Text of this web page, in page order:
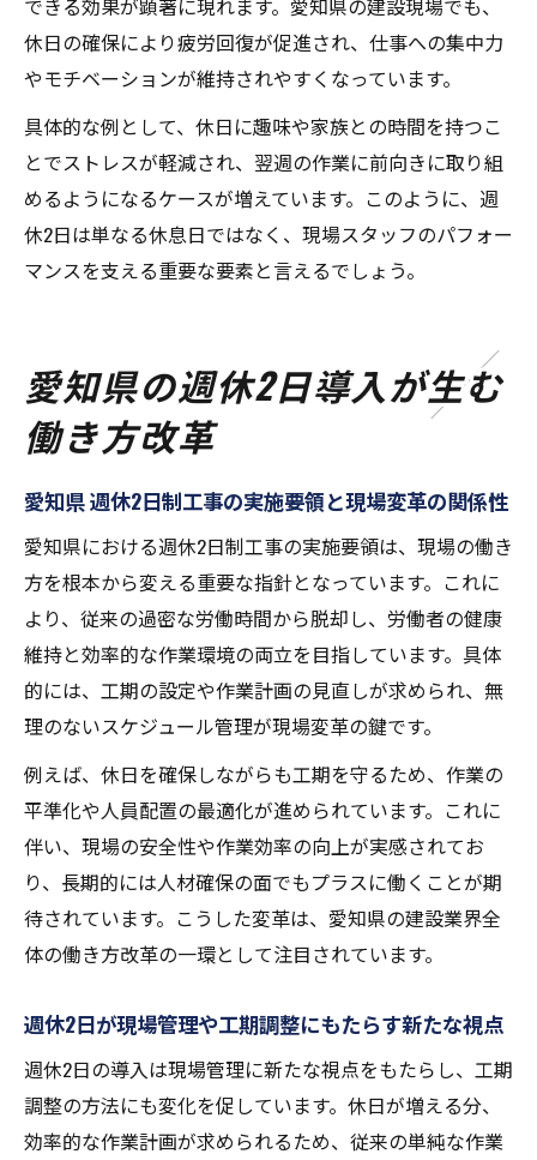
メリット
求人選びに役立つ各制度の違いと実務への
できる効果が顕著に現れます。愛知県の建設現場でも、
休日の確保により疲労回復が促進され、仕事への集中力
やモチベーションが維持されやすくなっています。
具体的な例として、休日に趣味や家族との時間を持つこ
とでストレスが軽減され、翌週の作業に前向きに取り組
めるようになるケースが増えています。このように、週
休2日は単なる休息日ではなく、現場スタッフのパフォー
マンスを支える重要な要素と言えるでしょう。
愛知県の週休2日導入が生む
働き方改革
愛知県 週休2日制工事の実施要領と現場変革の関係性
愛知県における週休2日制工事の実施要領は、現場の働き
方を根本から変える重要な指針となっています。これに
より、従来の過密な労働時間から脱却し、労働者の健康
維持と効率的な作業環境の両立を目指しています。具体
的には、工期の設定や作業計画の見直しが求められ、無
理のないスケジュール管理が現場変革の鍵です。
例えば、休日を確保しながらも工期を守るため、作業の
平準化や人員配置の最適化が進められています。これに
伴い、現場の安全性や作業効率の向上が実感されてお
り、長期的には人材確保の面でもプラスに働くことが期
待されています。こうした変革は、愛知県の建設業界全
体の働き方改革の一環として注目されています。
週休2日が現場管理や工期調整にもたらす新たな視点
週休2日の導入は現場管理に新たな視点をもたらし、工期
調整の方法にも変化を促しています。休日が増える分、
効率的な作業計画が求められるため、従来の単純な作業